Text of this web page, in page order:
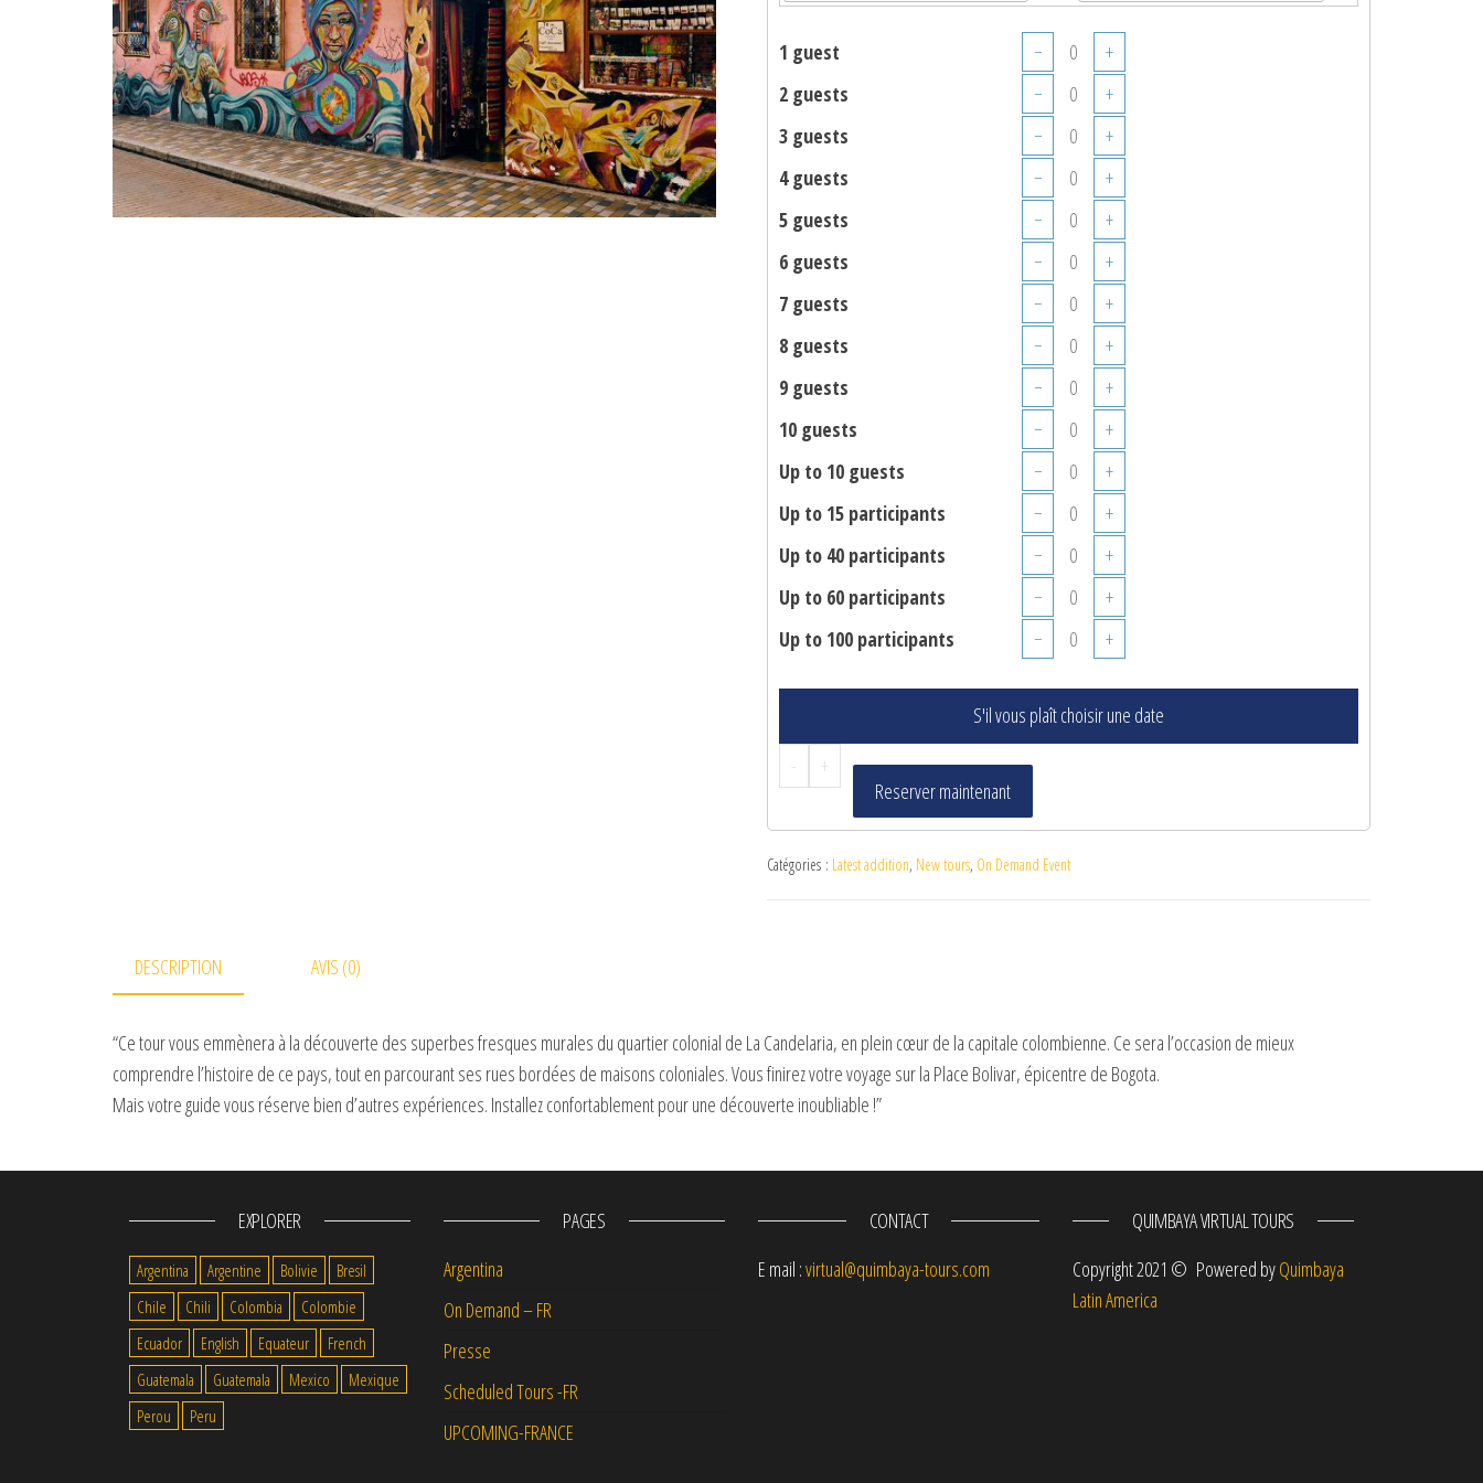
1 guest −
+
2 guests
−
+
3 guests
−
+
4 guests
−
+
5 guests
−
+
6 guests
−
+
7 guests
−
+
8 guests
−
+
9 guests
−
+
10 guests
−
+
Up to 10 guests
−
+
Up to 15 participants
−
+
Up to 40 participants
−
+
Up to 60 participants
−
+
Up to 100 participants
− +
S'il vous plaît choisir une date
-
+
Reserver maintenant
Catégories : Latest addition, New tours, On Demand Event
DESCRIPTION AVIS (0)
“Ce tour vous emmènera à la découverte des superbes fresques murales du quartier colonial de La Candelaria, en plein cœur de la capitale colombienne. Ce sera l’occasion de mieux
comprendre l’histoire de ce pays, tout en parcourant ses rues bordées de maisons coloniales. Vous finirez votre voyage sur la Place Bolivar, épicentre de Bogota.
Mais votre guide vous réserve bien d’autres expériences. Installez confortablement pour une découverte inoubliable !”
EXPLORER
Argentina Argentine Bolivie
Bresil
Chile
Chili Colombia
Colombie
Ecuador
English Equateur
French
Guatemala
Guatemala Mexico
Mexique
Perou
Peru
PAGES
Argentina
On Demand – FR
Presse
Scheduled Tours -FR
UPCOMING-FRANCE
CONTACT
E mail :virtual@quimbaya-tours.com
QUIMBAYA VIRTUAL TOURS
Copyright 2021 © Powered byQuimbaya
Latin America